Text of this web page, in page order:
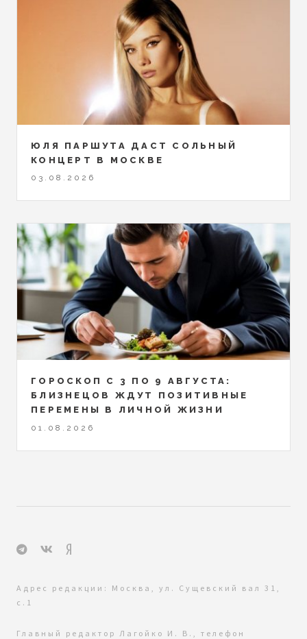
ЮЛЯ ПАРШУТА ДАСТ СОЛЬНЫЙ
КОНЦЕРТ В МОСКВЕ
03.08.2026
ГОРОСКОП С 3 ПО 9 АВГУСТА:
БЛИЗНЕЦОВ ЖДУТ ПОЗИТИВНЫЕ
ПЕРЕМЕНЫ В ЛИЧНОЙ ЖИЗНИ
01.08.2026
Адрес редакции: Москва, ул. Сущевский вал 31,
с.1
Главный редактор Лагойко И. В., телефон